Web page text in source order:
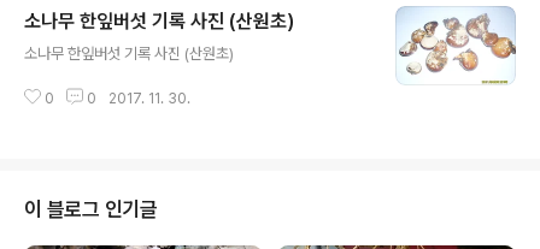
소나무 한잎버섯 기록 사진 (산원초)
소나무 한잎버섯 기록 사진 (산원초)
0 0 2017. 11. 30.
이 블로그 인기글